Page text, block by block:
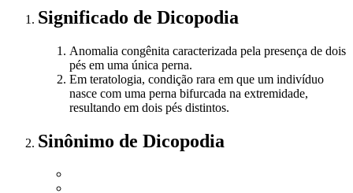
Significado de Dicopodia
Anomalia congênita caracterizada pela presença de dois
pés em uma única perna.
Em teratologia, condição rara em que um indivíduo
nasce com uma perna bifurcada na extremidade,
resultando em dois pés distintos.
Sinônimo de Dicopodia